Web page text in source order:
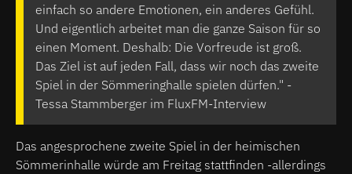
einfach so andere Emotionen, ein anderes Gefühl.
Und eigentlich arbeitet man die ganze Saison für so
einen Moment. Deshalb: Die Vorfreude ist groß.
Das Ziel ist auf jeden Fall, dass wir noch das zweite
Spiel in der Sömmeringhalle spielen dürfen." -
Tessa Stammberger im FluxFM-Interview
Das angesprochene zweite Spiel in der heimischen
Sömmerinhalle würde am Freitag stattfinden -allerdings